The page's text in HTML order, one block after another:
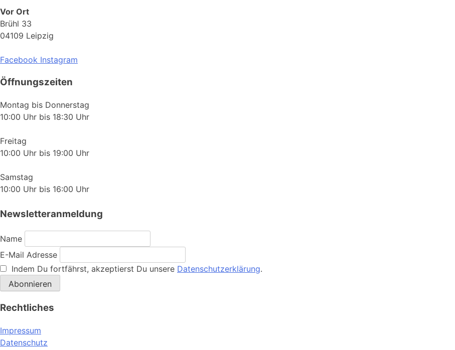
Vor Ort
Brühl 33
04109 Leipzig
Facebook Instagram
Öffnungszeiten
Montag bis Donnerstag
10:00 Uhr bis 18:30 Uhr
Freitag
10:00 Uhr bis 19:00 Uhr
Samstag
10:00 Uhr bis 16:00 Uhr
Newsletteranmeldung
Name
E-Mail Adresse
Indem Du fortfährst, akzeptierst Du unsere Datenschutzerklärung.
Rechtliches
Impressum
Datenschutz